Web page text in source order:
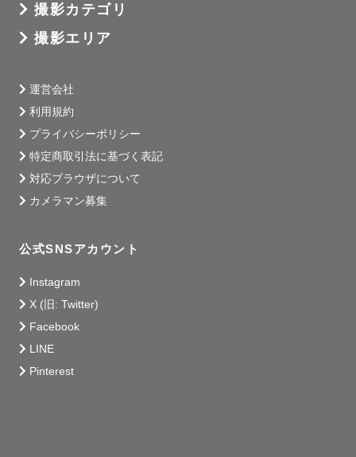
撮影カテゴリ
撮影エリア
運営会社
利用規約
プライバシーポリシー
特定商取引法に基づく表記
対応ブラウザについて
カメラマン募集
公式SNSアカウント
Instagram
X (旧: Twitter)
Facebook
LINE
Pinterest